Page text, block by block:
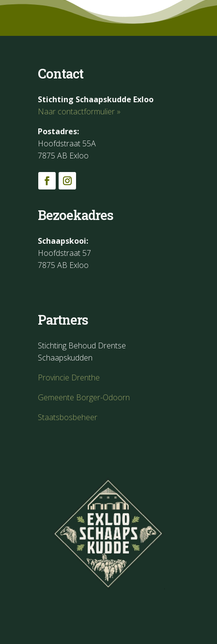
Contact
Stichting Schaapskudde Exloo
Naar contactformulier »
Postadres:
Hoofdstraat 55A
7875 AB Exloo
Bezoekadres
Schaapskooi:
Hoofdstraat 57
7875 AB Exloo
Partners
Stichting Behoud Drentse
Schaapskudden
Provincie Drenthe
Gemeente Borger-Odoorn
Staatsbosbeheer